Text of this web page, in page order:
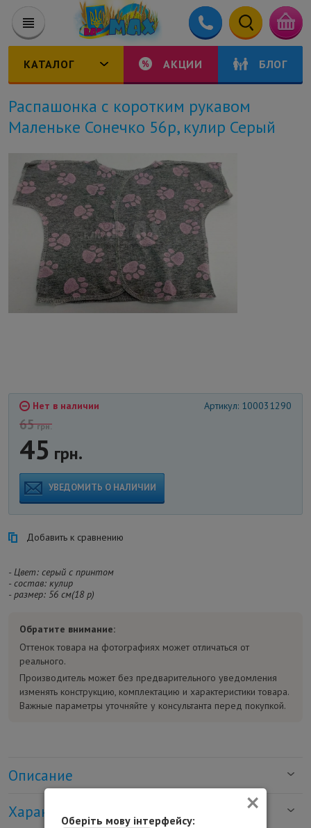
КАТАЛОГ АКЦИИ БЛОГ
Распашонка с коротким рукавом
Маленьке Сонечко 56р, кулир Серый
Нет в наличии Артикул: 100031290
65грн.
45 грн.
УВЕДОМИТЬ О НАЛИЧИИ
Добавить к сравнению
- Цвет: серый с принтом
- состав: кулир
- размер: 56 см(18 р)
Обратите внимание:
Оттенок товара на фотографиях может отличаться от
реального.
Производитель может без предварительного уведомления
изменять конструкцию, комплектацию и характеристики товара.
Важные параметры уточняйте у консультанта перед покупкой.
Описание
Характеристики
×
Оберіть мову інтерфейсу: